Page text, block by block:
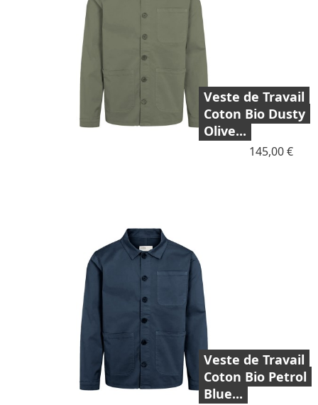
Veste de Travail
Coton Bio Dusty
Olive...
Prix
145,00 €
Veste de Travail
Coton Bio Petrol
Blue...